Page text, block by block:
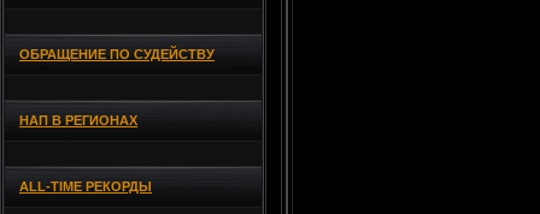
ОБРАЩЕНИЕ ПО СУДЕЙСТВУ
НАП В РЕГИОНАХ
ALL-TIME РЕКОРДЫ